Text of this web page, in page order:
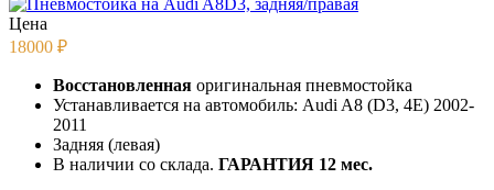
Цена
18000 ₽
Восстановленная оригинальная пневмостойка
Устанавливается на автомобиль: Audi A8 (D3, 4E) 2002-
2011
Задняя (левая)
В наличии со склада. ГАРАНТИЯ 12 мес.